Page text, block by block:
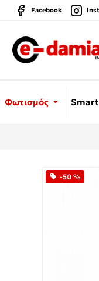
Facebook
Φωτισμός Smart
-50 %